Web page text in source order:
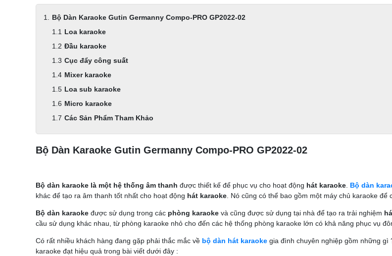
Bộ Dàn Karaoke Gutin Germanny Compo-PRO GP2022-02
Loa karaoke
Đầu karaoke
Cục đẩy công suất
Mixer karaoke
Loa sub karaoke
Micro karaoke
Các Sản Phẩm Tham Khảo
Bộ Dàn Karaoke Gutin Germanny Compo-PRO GP2022-02
Bộ dàn karaoke là một hệ thống âm thanh được thiết kế để phục vụ cho hoạt động hát karaoke. Bộ dàn
khác để tạo ra âm thanh tốt nhất cho hoạt động hát karaoke. Nó cũng có thể bao gồm một máy chủ karaoke
Bộ dàn karaoke được sử dụng trong các phòng karaoke và cũng được sử dụng tại nhà để tạo ra trải nghiệm
cầu sử dụng khác nhau, từ phòng karaoke nhỏ cho đến các hệ thống phòng karaoke lớn có khả năng phục vụ
Có rất nhiều khách hàng đang gặp phải thắc mắc về bộ dàn hát karaoke gia đình chuyên nghiệp gồm những gì
karaoke đạt hiệu quả trong bài viết dưới đây :